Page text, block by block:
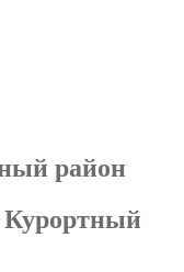
район
Курортный